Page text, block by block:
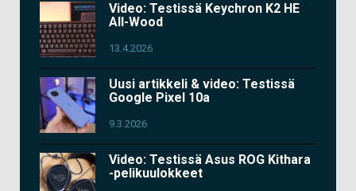
Video: Testissä Keychron K2 HE
All-Wood
13.4.2026
Uusi artikkeli & video: Testissä
Google Pixel 10a
9.3.2026
Video: Testissä Asus ROG Kithara
-pelikuulokkeet